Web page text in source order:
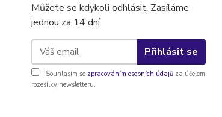
Můžete se kdykoli odhlásit. Zasíláme
jednou za 14 dní.
Přihlásit se
Souhlasím se zpracováním osobních údajů za účelem
rozesílky newsletteru.